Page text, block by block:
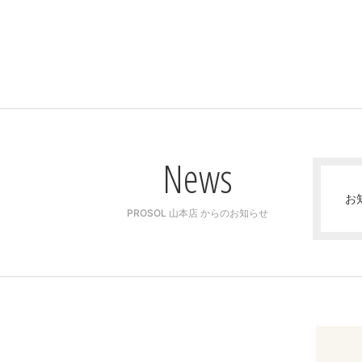
News
PROSOL 山本店 からのお知らせ
お